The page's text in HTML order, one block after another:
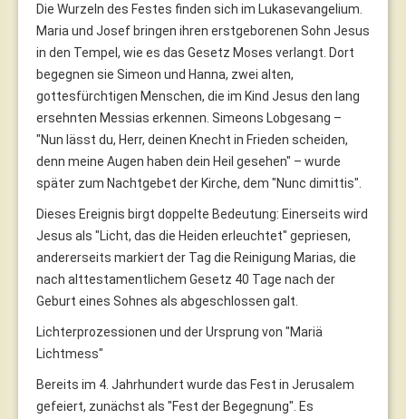
Die Wurzeln des Festes finden sich im Lukasevangelium.
Maria und Josef bringen ihren erstgeborenen Sohn Jesus
in den Tempel, wie es das Gesetz Moses verlangt. Dort
begegnen sie Simeon und Hanna, zwei alten,
gottesfürchtigen Menschen, die im Kind Jesus den lang
ersehnten Messias erkennen. Simeons Lobgesang –
"Nun lässt du, Herr, deinen Knecht in Frieden scheiden,
denn meine Augen haben dein Heil gesehen" – wurde
später zum Nachtgebet der Kirche, dem "Nunc dimittis".
Dieses Ereignis birgt doppelte Bedeutung: Einerseits wird
Jesus als "Licht, das die Heiden erleuchtet" gepriesen,
andererseits markiert der Tag die Reinigung Marias, die
nach alttestamentlichem Gesetz 40 Tage nach der
Geburt eines Sohnes als abgeschlossen galt.
Lichterprozessionen und der Ursprung von "Mariä
Lichtmess"
Bereits im 4. Jahrhundert wurde das Fest in Jerusalem
gefeiert, zunächst als "Fest der Begegnung". Es